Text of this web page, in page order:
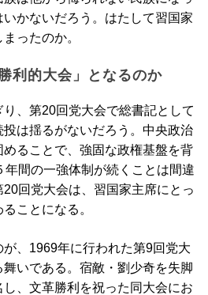
かないだろう。はたして習国家
ったのか。
利的大会」となるのか
、第20回党大会で総書記として
は揺るがないだろう。中央政治
ることで、強固な政権基盤を背
間の一強体制が続くことは間違
回党大会は、習国家主席にとっ
ことになる。
、1969年に行われた第9回党大
いである。宿敵・劉少奇を失脚
、文革勝利を祝った同大会にお